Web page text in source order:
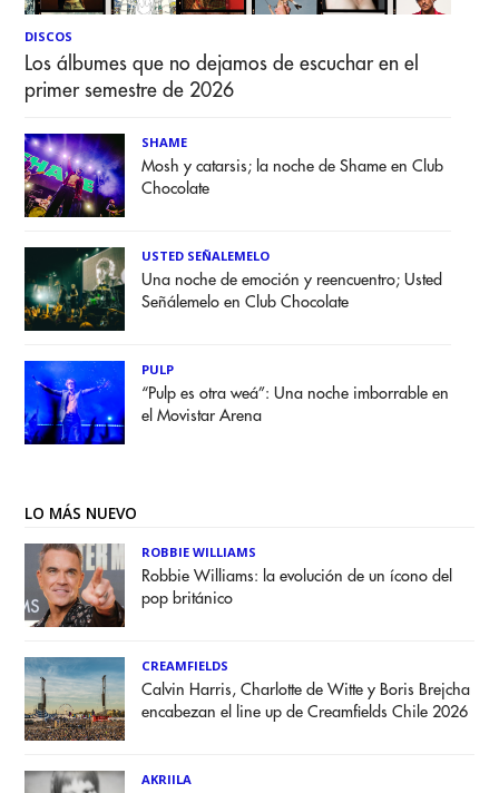
DISCOS
Los álbumes que no dejamos de escuchar en el
primer semestre de 2026
SHAME
Mosh y catarsis; la noche de Shame en Club
Chocolate
USTED SEÑALEMELO
Una noche de emoción y reencuentro; Usted
Señálemelo en Club Chocolate
PULP
“Pulp es otra weá”: Una noche imborrable en
el Movistar Arena
LO MÁS NUEVO
ROBBIE WILLIAMS
Robbie Williams: la evolución de un ícono del
pop británico
CREAMFIELDS
Calvin Harris, Charlotte de Witte y Boris Brejcha
encabezan el line up de Creamfields Chile 2026
AKRIILA